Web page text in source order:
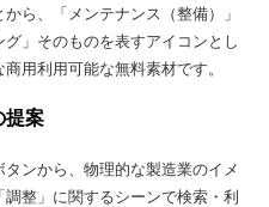
ら、「メンテナンス（整備）」
」そのものを表すアイコンとし
用利用可能な無料素材です。
提案
ンから、物理的な製造業のイメ
整」に関するシーンで検索・利